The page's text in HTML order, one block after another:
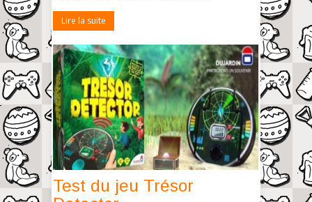
Lire la suite
Test du jeu Trésor